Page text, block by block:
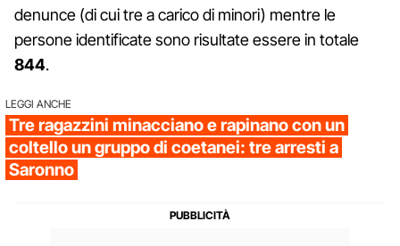
denunce (di cui tre a carico di minori) mentre le
persone identificate sono risultate essere in totale
844.
LEGGI ANCHE
Tre ragazzini minacciano e rapinano con un
coltello un gruppo di coetanei: tre arresti a
Saronno